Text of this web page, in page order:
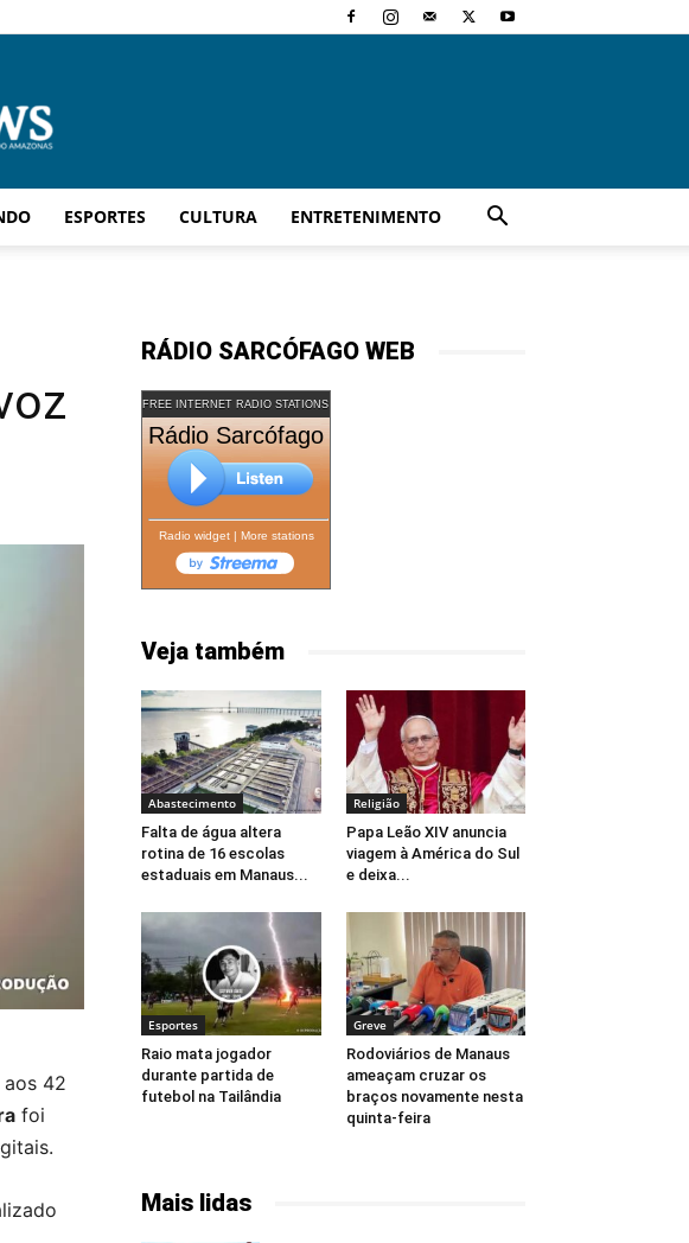
ESPORTES CULTURA ENTRETENIMENTO
42
foi
RÁDIO SARCÓFAGO WEB
FREE INTERNET RADIO STATIONS
Rádio Sarcófago
Radio widget| More stations
Veja também
Abastecimento
Falta de água altera
rotina de 16 escolas
estaduais em Manaus...
Religião
Papa Leão XIV anuncia
viagem à América do Sul
e deixa...
Esportes
Raio mata jogador
durante partida de
futebol na Tailândia
Greve
Rodoviários de Manaus
ameaçam cruzar os
braços novamente nesta
quinta-feira
Mais lidas